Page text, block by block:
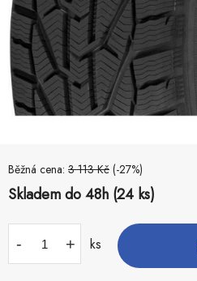
Běžná cena: 3 113 Kč (-27%)
Skladem do 48h (24 ks)
- + ks